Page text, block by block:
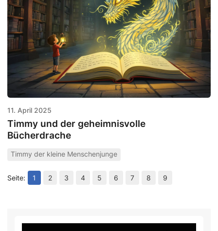
11. April 2025
Timmy und der geheimnisvolle
Bücherdrache
Timmy der kleine Menschenjunge
1 2 3 4 5 6 7 8 9